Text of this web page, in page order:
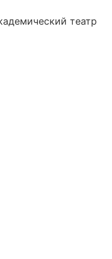
театр